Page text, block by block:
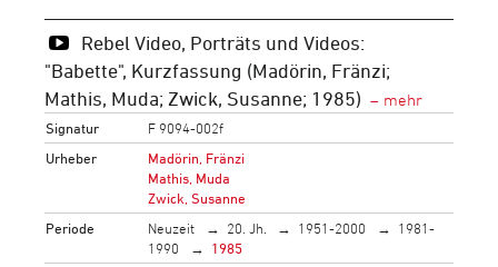
Rebel Video, Porträts und Videos:
"Babette", Kurzfassung (Madörin, Fränzi;
Mathis, Muda; Zwick, Susanne; 1985)
Signatur
F 9094-002f
Urheber
Madörin, Fränzi
Mathis, Muda
Zwick, Susanne
Periode
Neuzeit 20. Jh. 1951-2000
1981-
1990
1985